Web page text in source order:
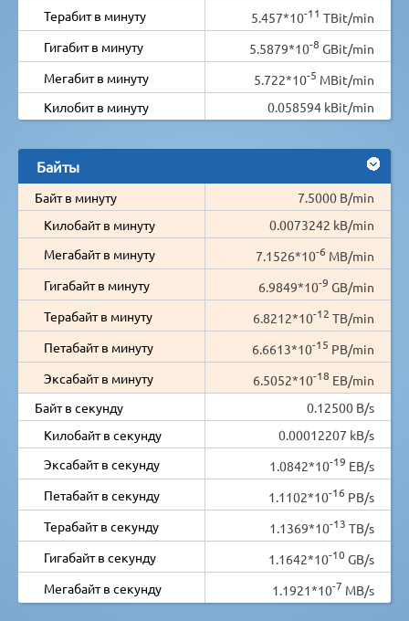
Терабит в минуту
5.457*10-11 TBit/min
Гигабит в минуту
5.5879*10-8 GBit/min
Мегабит в минуту
5.722*10-5 MBit/min
Килобит в минуту
0.058594 kBit/min
Байты
Байт в минуту
7.5000 B/min
Килобайт в минуту
0.0073242 kB/min
Мегабайт в минуту
7.1526*10-6 MB/min
Гигабайт в минуту
6.9849*10-9 GB/min
Терабайт в минуту
6.8212*10-12 TB/min
Петабайт в минуту
6.6613*10-15 PB/min
Эксабайт в минуту
6.5052*10-18 EB/min
Байт в секунду
0.12500 B/s
Килобайт в секунду
0.00012207 kB/s
Эксабайт в секунду
1.0842*10-19 EB/s
Петабайт в секунду
1.1102*10-16 PB/s
Терабайт в секунду
1.1369*10-13 TB/s
Гигабайт в секунду
1.1642*10-10 GB/s
Мегабайт в секунду
1.1921*10-7 MB/s